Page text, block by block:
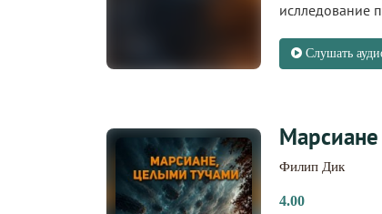
ислледование
Слушать
Филип Дик
4.00